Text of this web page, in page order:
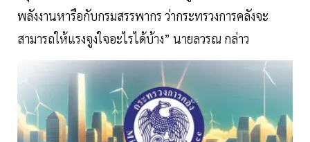
พลังงานหารือกับกรมสรรพากร ว่ากระทรวงการคลังจะ
สามารถให้แรงจูงใจอะไรได้บ้าง” นายลวรณ กล่าว